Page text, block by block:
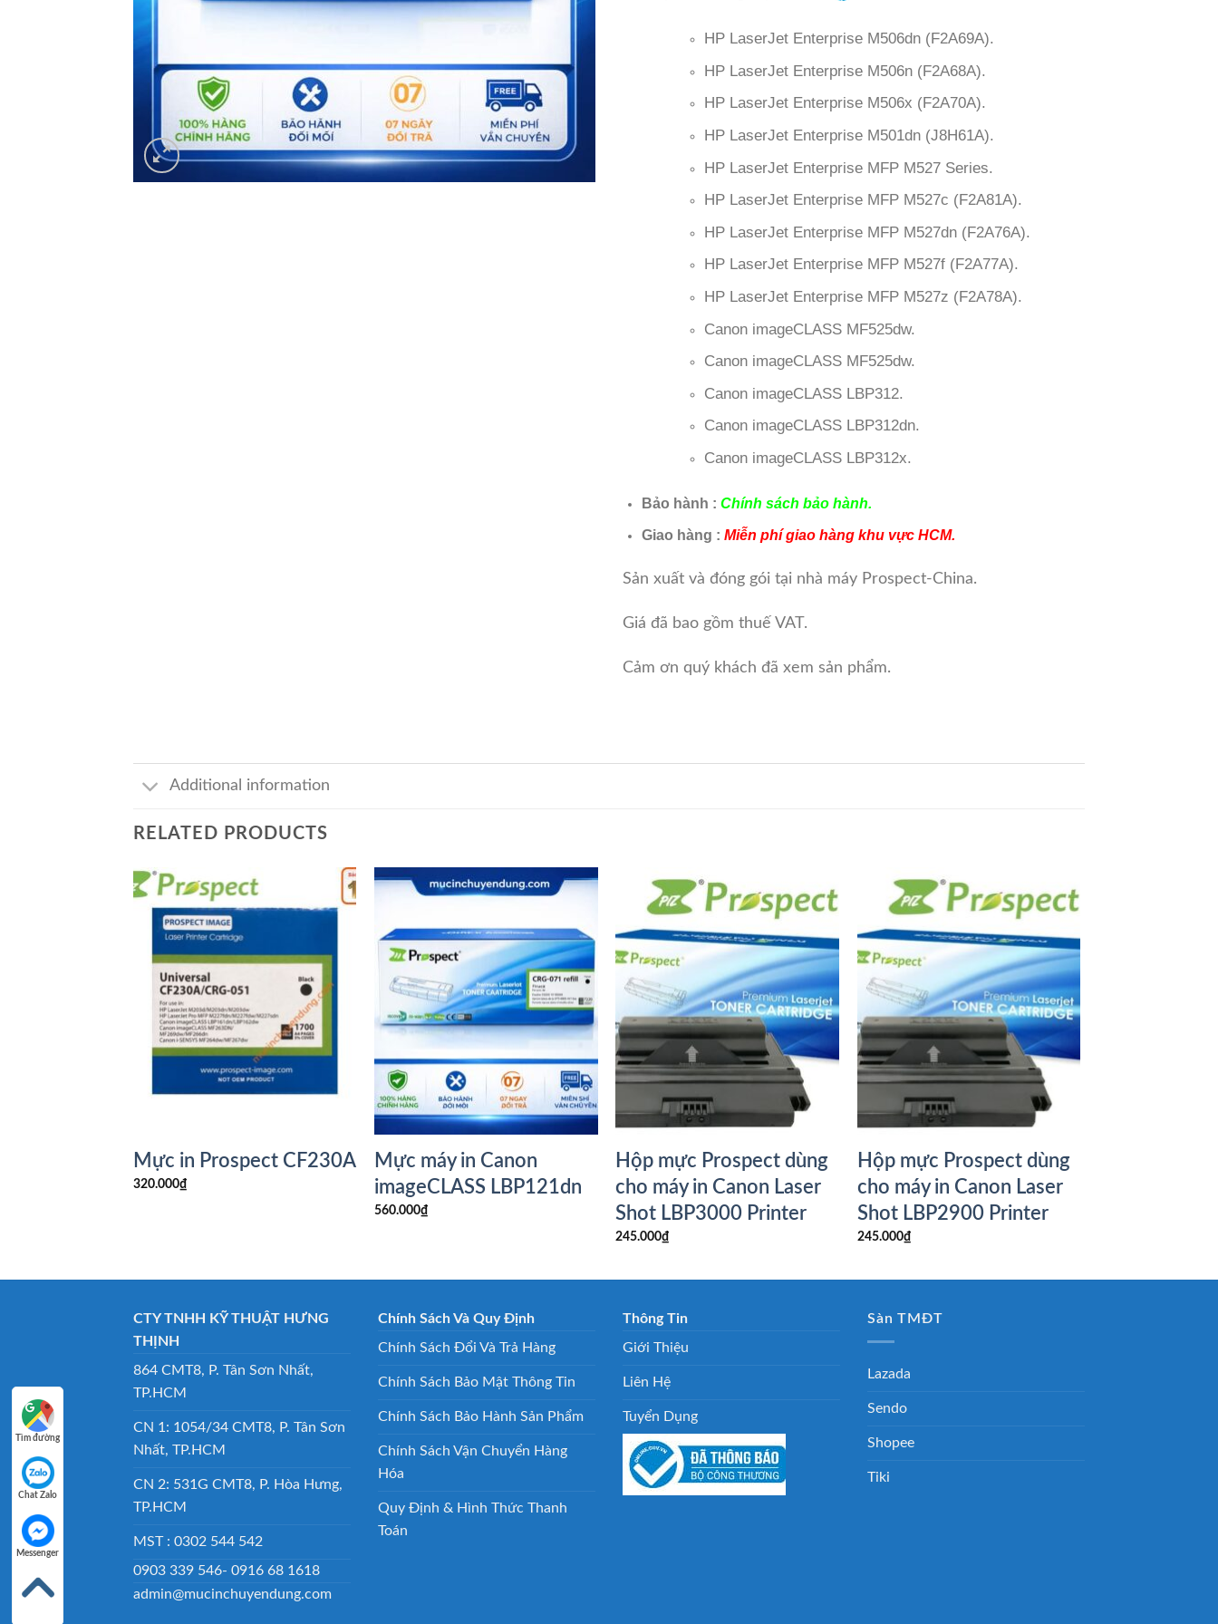
HP LaserJet Enterprise M506dn (F2A69A).
HP LaserJet Enterprise M506n (F2A68A).
HP LaserJet Enterprise M506x (F2A70A).
HP LaserJet Enterprise M501dn (J8H61A).
HP LaserJet Enterprise MFP M527 Series.
HP LaserJet Enterprise MFP M527c (F2A81A).
HP LaserJet Enterprise MFP M527dn (F2A76A).
HP LaserJet Enterprise MFP M527f (F2A77A).
HP LaserJet Enterprise MFP M527z (F2A78A).
Canon imageCLASS MF525dw.
Canon imageCLASS MF525dw.
Canon imageCLASS LBP312.
Canon imageCLASS LBP312dn.
Canon imageCLASS LBP312x.
Bảo hành : Chính sách bảo hành.
Giao hàng : Miễn phí giao hàng khu vực HCM.
Sản xuất và đóng gói tại nhà máy Prospect-China.
Giá đã bao gồm thuế VAT.
Cảm ơn quý khách đã xem sản phẩm.
Additional information
RELATED PRODUCTS
Mực in Prospect CF230A
320.000₫
Mực máy in Canon
imageCLASS LBP121dn
560.000₫
Hộp mực Prospect dùng
cho máy in Canon Laser
Shot LBP3000 Printer
245.000₫
Hộp mực Prospect dùng
cho máy in Canon Laser
Shot LBP2900 Printer
245.000₫
CTY TNHH KỸ THUẬT HƯNG
THỊNH
864 CMT8, P. Tân Sơn Nhất,
TP.HCM
CN 1: 1054/34 CMT8, P. Tân Sơn
Nhất, TP.HCM
CN 2: 531G CMT8, P. Hòa Hưng,
TP.HCM
MST : 0302 544 542
0903 339 546- 0916 68 1618
admin@mucinchuyendung.com
Chính Sách Và Quy Định
Chính Sách Đổi Và Trả Hàng
Chính Sách Bảo Mật Thông Tin
Chính Sách Bảo Hành Sản Phẩm
Chính Sách Vận Chuyển Hàng
Hóa
Quy Định & Hình Thức Thanh
Toán
Thông Tin
Giới Thiệu
Liên Hệ
Tuyển Dụng
Sàn TMĐT
Lazada
Sendo
Shopee
Tiki
Tìm đường
Chat Zalo
Messenger